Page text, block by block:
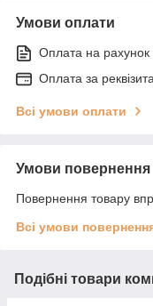
Умови оплати
Оплата на рахунок
Оплата за
Всі умови оплати
Умови повернення
Повернення товару
Всі умови
Подібні товари